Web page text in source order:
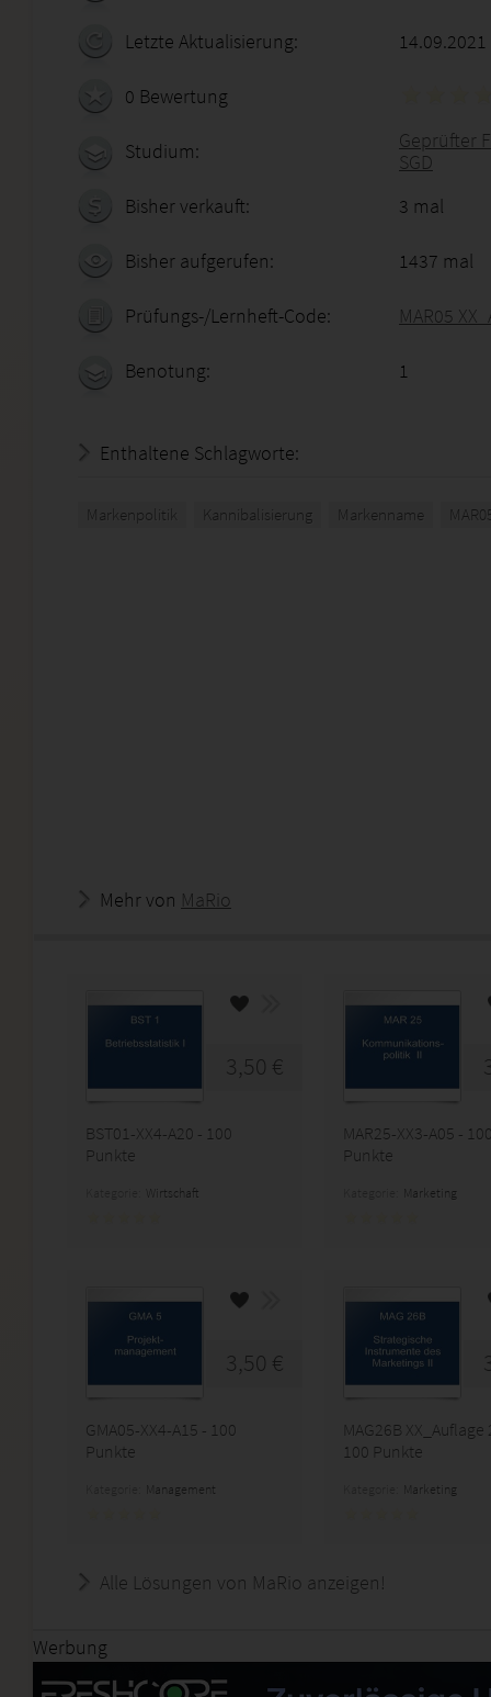
Letzte Aktualisierung: 14.09.2021
0 Bewertung
Studium:
Geprüfter
SGD
Bisher verkauft:
3 mal
Bisher aufgerufen: 1437 mal
Prüfungs-/Lernheft-Code: MAR05
Benotung: 1
Enthaltene Schlagworte:
Markenpolitik Kannibalisierung Markenname
Mehr von MaRio
3,50 €
BST01-XX4-A20 - 100
Punkte
Wirtschaft
MAR25-XX3-A05 -
Punkte
Marketing
3,50 €
GMA05-XX4-A15 - 100
Punkte
Management
MAG26B XX_Auflage
100 Punkte
Marketing
Alle Lösungen von MaRio anzeigen!
Werbung